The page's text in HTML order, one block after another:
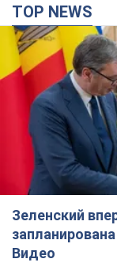
TOP NEWS
Зеленский
Видео